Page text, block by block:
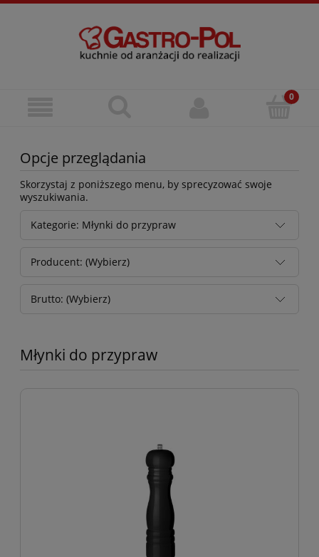
Opcje przeglądania
Skorzystaj z poniższego menu, by sprecyzować swoje
wyszukiwania.
Kategorie: Młynki do przypraw
Producent: (Wybierz)
Brutto: (Wybierz)
Młynki do przypraw